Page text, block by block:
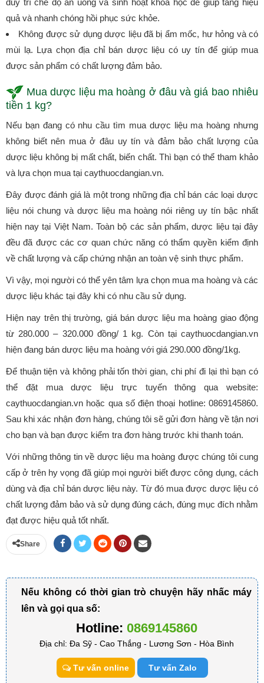
quả và nhanh chóng hồi phục sức khỏe.
Không được sử dụng dược liệu đã bị ẩm mốc, hư hỏng và có
mùi lạ. Lựa chọn địa chỉ bán dược liệu có uy tín để giúp mua
được sản phẩm có chất lượng đảm bảo.
Mua dược liệu ma hoàng ở đâu và giá bao nhiêu
tiền 1 kg?
Nếu bạn đang có nhu cầu tìm mua dược liệu ma hoàng nhưng
không biết nên mua ở đâu uy tín và đảm bảo chất lượng của
dược liệu không bị mất chất, biến chất. Thì bạn có thể tham khảo
và lựa chọn mua tại caythuocdangian.vn.
Đây được đánh giá là một trong những địa chỉ bán các loại dược
liệu nói chung và dược liệu ma hoàng nói riêng uy tín bậc nhất
hiện nay tại Việt Nam. Toàn bộ các sản phẩm, dược liệu tại đây
đều đã được các cơ quan chức năng có thẩm quyền kiểm định
về chất lượng và cấp chứng nhận an toàn vệ sinh thực phẩm.
Vì vậy, mọi người có thể yên tâm lựa chọn mua ma hoàng và các
dược liệu khác tại đây khi có nhu cầu sử dụng.
Hiện nay trên thị trường, giá bán dược liệu ma hoàng giao động
từ 280.000 – 320.000 đồng/ 1 kg. Còn tại caythuocdangian.vn
hiện đang bán dược liệu ma hoàng với giá 290.000 đồng/1kg.
Để thuận tiện và không phải tốn thời gian, chi phí đi lại thì bạn có
thể đặt mua dược liệu trực tuyến thông qua website:
caythuocdangian.vn hoặc qua số điện thoại hotline: 0869145860.
Sau khi xác nhận đơn hàng, chúng tôi sẽ gửi đơn hàng về tận nơi
cho bạn và bạn được kiểm tra đơn hàng trước khi thanh toán.
Với những thông tin về dược liệu ma hoàng được chúng tôi cung
cấp ở trên hy vọng đã giúp mọi người biết được công dụng, cách
dùng và địa chỉ bán dược liệu này. Từ đó mua được dược liệu có
chất lượng đảm bảo và sử dụng đúng cách, đúng mục đích nhằm
đạt được hiệu quả tốt nhất.
Share
Nếu không có thời gian trò chuyện hãy nhấc máy
lên và gọi qua số:
Hotline: 0869145860
Địa chỉ: Đa Sỹ - Cao Thắng - Lương Sơn - Hòa Bình
Tư vấn online Tư vấn Zalo